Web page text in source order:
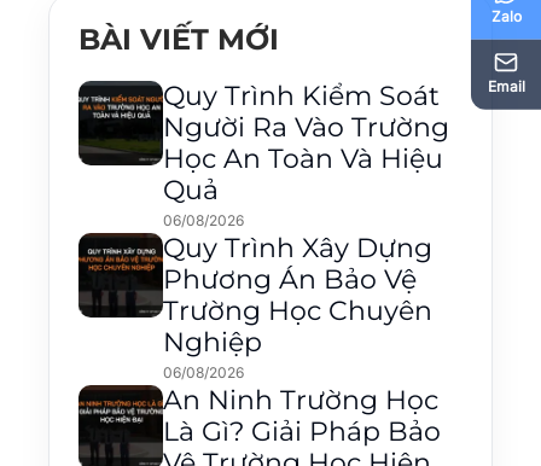
Zalo
Email
BÀI VIẾT MỚI
Quy Trình Kiểm Soát
Người Ra Vào Trường
Học An Toàn Và Hiệu
Quả
06/08/2026
Quy Trình Xây Dựng
Phương Án Bảo Vệ
Trường Học Chuyên
Nghiệp
06/08/2026
An Ninh Trường Học
Là Gì? Giải Pháp Bảo